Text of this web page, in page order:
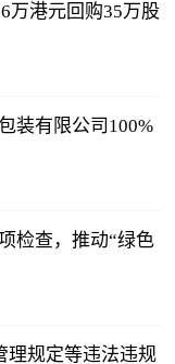
万港元回购35万股
装有限公司100%
检查，推动“绿色
理规定等违法违规